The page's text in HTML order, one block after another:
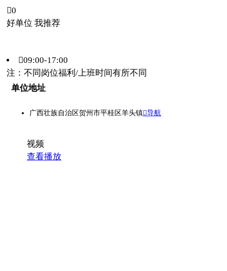
0
好单位 我推荐
09:00-17:00
注：不同岗位福利/上班时间有所不同
单位地址
广西壮族自治区贺州市平桂区羊头镇导航
视频
查看播放